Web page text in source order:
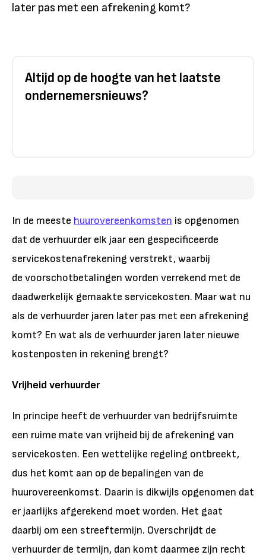
later pas met een afrekening komt?
Altijd op de hoogte van het laatste
ondernemersnieuws?
In de meeste huurovereenkomsten is opgenomen
dat de verhuurder elk jaar een gespecificeerde
servicekostenafrekening verstrekt, waarbij
de voorschotbetalingen worden verrekend met de
daadwerkelijk gemaakte servicekosten. Maar wat nu
als de verhuurder jaren later pas met een afrekening
komt? En wat als de verhuurder jaren later nieuwe
kostenposten in rekening brengt?
Vrijheid verhuurder
In principe heeft de verhuurder van bedrijfsruimte
een ruime mate van vrijheid bij de afrekening van
servicekosten. Een wettelijke regeling ontbreekt,
dus het komt aan op de bepalingen van de
huurovereenkomst. Daarin is dikwijls opgenomen dat
er jaarlijks afgerekend moet worden. Het gaat
daarbij om een streeftermijn. Overschrijdt de
verhuurder de termijn, dan komt daarmee zijn recht